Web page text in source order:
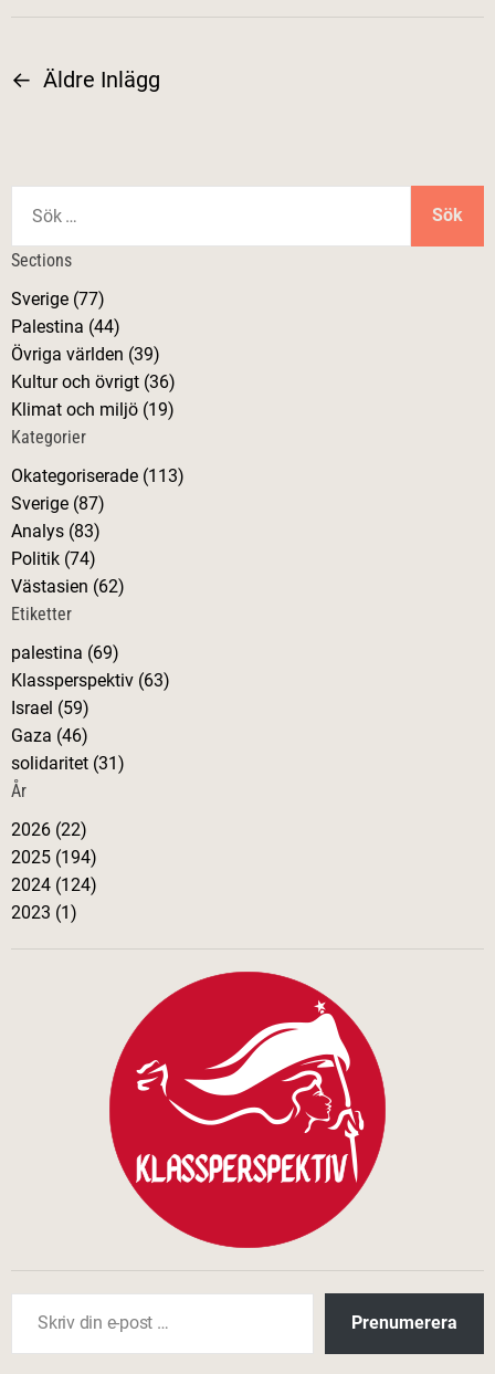
I
l
ä
g
g
s
a
v
i
g
e
r
i
n
← Äldre Inlägg
k
f
t
e
r
:
Sections
Sverige (77)
Palestina (44)
Övriga världen (39)
Kultur och övrigt (36)
Klimat och miljö (19)
Kategorier
Okategoriserade (113)
Sverige (87)
Analys (83)
Politik (74)
Västasien (62)
Etiketter
palestina (69)
Klassperspektiv (63)
Israel (59)
Gaza (46)
solidaritet (31)
År
2026 (22)
2025 (194)
2024 (124)
2023 (1)
Skriv din e-post …
Prenumerera